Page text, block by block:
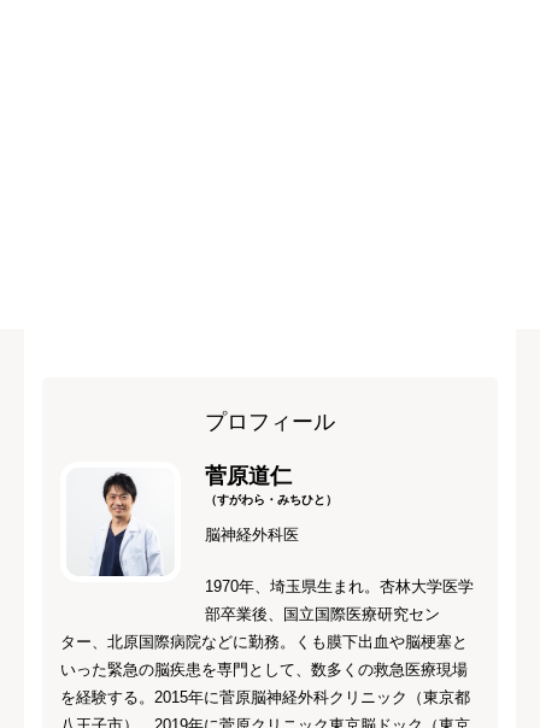
プロフィール
菅原道仁
（すがわら・みちひと）
脳神経外科医
1970年、埼玉県生まれ。杏林大学医学
部卒業後、国立国際医療研究セン
ター、北原国際病院などに勤務。くも膜下出血や脳梗塞と
いった緊急の脳疾患を専門として、数多くの救急医療現場
を経験する。2015年に菅原脳神経外科クリニック（東京都